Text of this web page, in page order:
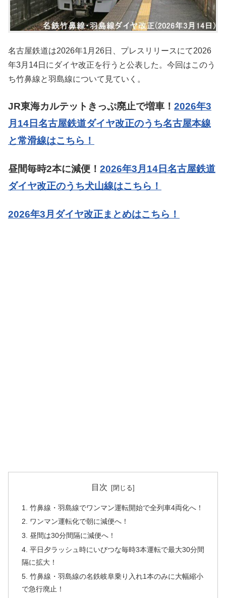
名古屋鉄道は2026年1月26日、プレスリリースにて2026
年3月14日にダイヤ改正を行うと公表した。今回はこのう
ち竹鼻線と羽島線について見ていく。
JR東海カルテットきっぷ廃止で増車！ 2026年3
月14日名古屋鉄道ダイヤ改正のうち名古屋本線
と常滑線はこちら！
昼間毎時2本に減便！ 2026年3月14日名古屋鉄道
ダイヤ改正のうち犬山線はこちら！
2026年3月ダイヤ改正まとめはこちら！
目次
1. 竹鼻線・羽島線でワンマン運転開始で全列車4両化へ！
2. ワンマン運転化で朝に減便へ！
3. 昼間は30分間隔に減便へ！
4. 平日夕ラッシュ時にいびつな毎時3本運転で最大30分間
隔に拡大！
5. 竹鼻線・羽島線の名鉄岐阜乗り入れ1本のみに大幅縮小
で急行廃止！